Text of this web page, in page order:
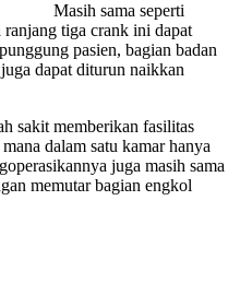
Masih sama seperti
ranjang tiga crank ini dapat
pasien, bagian badan
dapat diturun naikkan
sakit memberikan fasilitas
dalam satu kamar hanya
juga masih sama
memutar bagian engkol